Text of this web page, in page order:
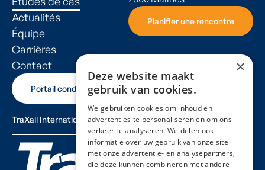
Actualités
Équipe
Carrières
Contact
Planifier une rencontre
Planifier une rencontre
Portail conducteur
Portail conducteur
TraXall International
×
Deze website maakt
gebruik van cookies.
We gebruiken cookies om inhoud en
advertenties te personaliseren en om ons
verkeer te analyseren. We delen ook
informatie over uw gebruik van onze site
met onze advertentie- en analysepartners,
die deze kunnen combineren met andere